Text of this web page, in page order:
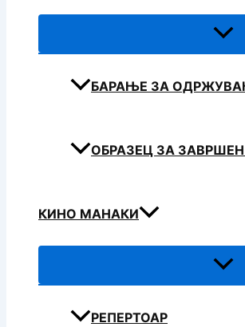
БАРАЊЕ ЗА
ОБРАЗЕЦ ЗА
КИНО МАНАКИ
РЕПЕРТОАР